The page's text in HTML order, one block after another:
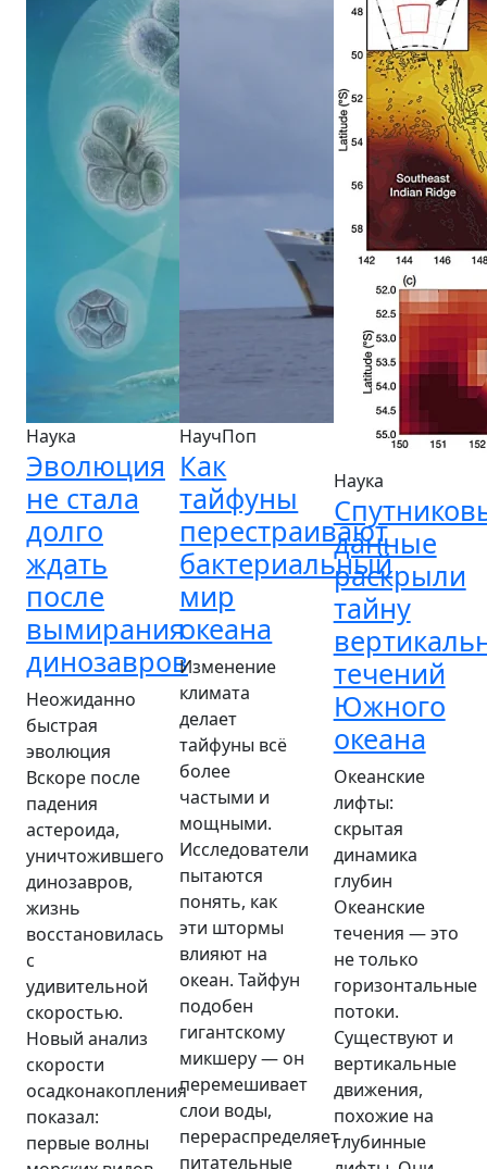
Наука
Эволюция
не стала
долго
ждать
после
вымирания
динозавров
Неожиданно
быстрая
эволюция
Вскоре после
падения
астероида,
уничтожившего
динозавров,
жизнь
восстановилась
с
удивительной
скоростью.
Новый анализ
скорости
осадконакопления
показал:
первые волны
НаучПоп
Как
тайфуны
перестраивают
бактериальный
мир
океана
Изменение
климата
делает
тайфуны всё
более
частыми и
мощными.
Исследователи
пытаются
понять, как
эти штормы
влияют на
океан. Тайфун
подобен
гигантскому
микшеру — он
перемешивает
слои воды,
перераспределяет
питательные
Наука
данные
раскрыли
тайну
течений
Южного
океана
Океанские
лифты:
скрытая
динамика
глубин
Океанские
течения — это
не только
горизонтальные
потоки.
Существуют и
вертикальные
движения,
похожие на
глубинные